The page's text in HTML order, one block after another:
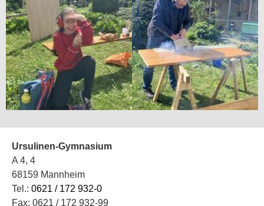
Ursulinen-Gymnasium
A 4, 4
68159 Mannheim
Tel.: 0621 / 172 932-0
Fax: 0621 / 172 932-99